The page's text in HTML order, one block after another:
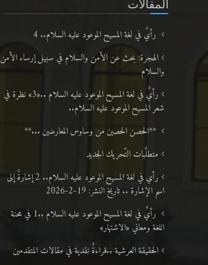
المقالات
رأيٌ في لغة المسيح الموعود عليه السلام.. 4
الهجرة: بحث عن الأمن والسلام في سبيل إرساء الأمن
والسلام
رأيٌ في لغة المسيح الموعود عليه السلام ..«3» نظرة في
شعر المسيح الموعود عليه السلام..
**الحصن الحصين من وساوس المعارضين ...**
متطلَّبات التّحريك الجديد
رأي في لغة المسيح الموعود عليه السلام.. 2 إشارةٌ إلى
اسم الإشارة .. تاريخ النشر: 19-2-2026
رأيٌ في لغة المسيح الموعود عليه السلام ..1 في محنة
اللغة ومعاني «الاشتهار»
الحقيقة العرشية ..قراءةٌ نقدية في مقالات المتقدمين